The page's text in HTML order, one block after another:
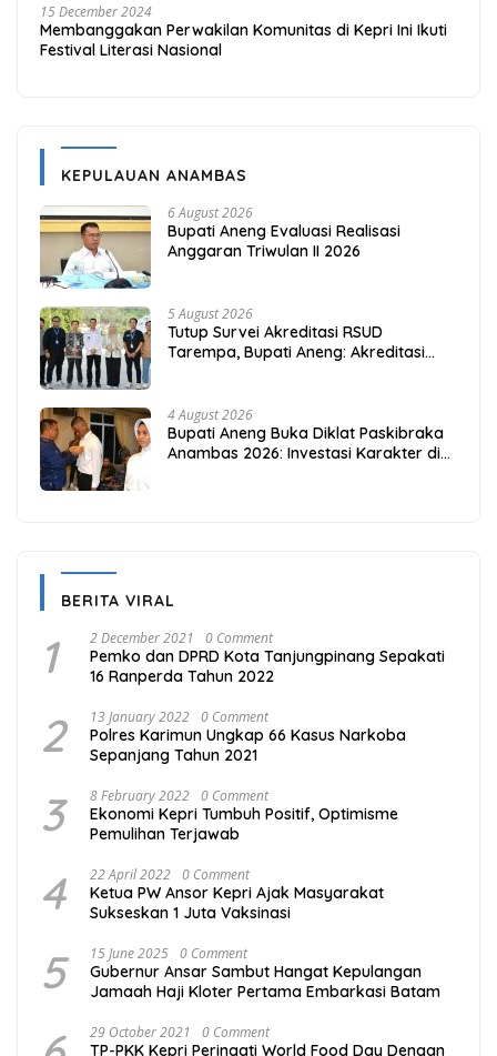
15 December 2024
Membanggakan Perwakilan Komunitas di Kepri Ini Ikuti
Festival Literasi Nasional
KEPULAUAN ANAMBAS
6 August 2026
Bupati Aneng Evaluasi Realisasi
Anggaran Triwulan II 2026
5 August 2026
Tutup Survei Akreditasi RSUD
Tarempa, Bupati Aneng: Akreditasi
4 August 2026
Bupati Aneng Buka Diklat Paskibraka
Anambas 2026: Investasi Karakter di
BERITA VIRAL
1 2 December 2021 0 Comment
Pemko dan DPRD Kota Tanjungpinang Sepakati
16 Ranperda Tahun 2022
2 13 January 2022 0 Comment
Polres Karimun Ungkap 66 Kasus Narkoba
Sepanjang Tahun 2021
3 8 February 2022 0 Comment
Ekonomi Kepri Tumbuh Positif, Optimisme
Pemulihan Terjawab
4 22 April 2022 0 Comment
Ketua PW Ansor Kepri Ajak Masyarakat
Sukseskan 1 Juta Vaksinasi
5 15 June 2025 0 Comment
Gubernur Ansar Sambut Hangat Kepulangan
Jamaah Haji Kloter Pertama Embarkasi Batam
29 October 2021 0 Comment
TP-PKK Kepri Peringati World Food Day Dengan